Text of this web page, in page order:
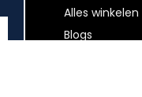
Alles winkelen
Blogs